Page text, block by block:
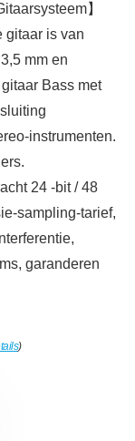
】
gitaar is van
mm en
Bass met
instrumenten.
24 -bit / 48
sampling-tarief,
garanderen
)